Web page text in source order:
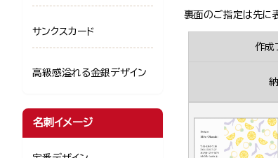
裏面のご指定は先に
作成
サンクスカード
高級感溢れる金銀デザイン
名刺イメージ